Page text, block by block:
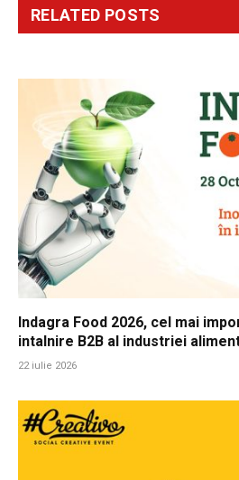
RELATED POSTS
Indagra Food 2026, cel mai
intalnire B2B al industriei
22 iulie 2026